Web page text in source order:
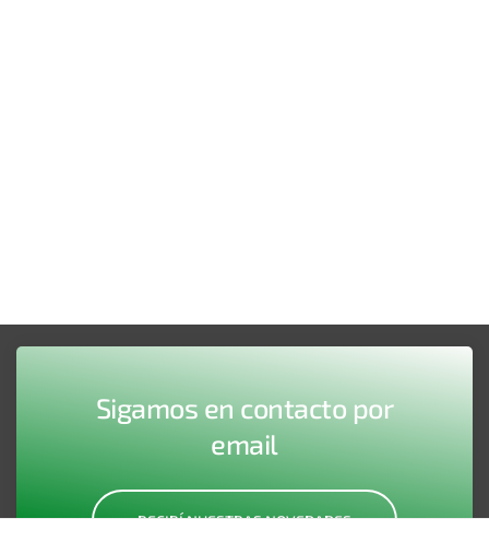
Sigamos en contacto por
email
RECIBÍ NUESTRAS NOVEDADES